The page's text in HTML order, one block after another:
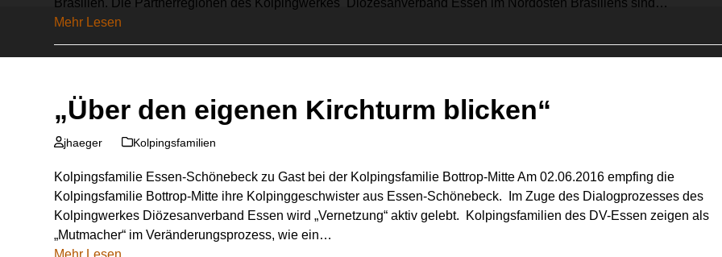
Mehr Lesen
„Über den eigenen Kirchturm blicken“
jhaeger Kolpingsfamilien
Kolpingsfamilie Essen-Schönebeck zu Gast bei der Kolpingsfamilie Bottrop-Mitte Am 02.06.2016 empfing die
Kolpingsfamilie Bottrop-Mitte ihre Kolpinggeschwister aus Essen-Schönebeck. Im Zuge des Dialogprozesses des
Kolpingwerkes Diözesanverband Essen wird „Vernetzung“ aktiv gelebt. Kolpingsfamilien des DV-Essen zeigen als
„Mutmacher“ im Veränderungsprozess, wie ein…
Mehr Lesen